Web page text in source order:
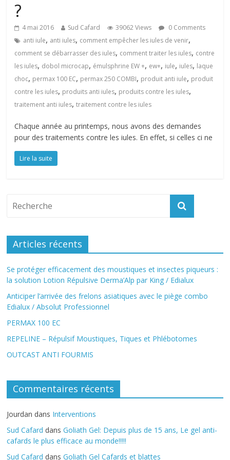
?
4 mai 2016 Sud Cafard 39062 Views
0 Comments
anti iule, anti iules, comment empêcher les iules de venir,
comment se débarrasser des iules, comment traiter les iules, contre
les iules, dobol microcap, émulsphrine EW +, ew+, iule, iules, laque
choc, permax 100 EC, permax 250 COMBI, produit anti iule, produit
contre les iules, produits anti iules, produits contre les iules,
traitement anti iules,traitement contre les iules
Chaque année au printemps, nous avons des demandes
pour des traitements contre les iules. En effet, si celles ci ne
Lire la suite
Articles récents
Se protéger efficacement des moustiques et insectes piqueurs :
la solution Lotion Répulsive Derma’Alp par King / Edialux
Anticiper l’arrivée des frelons asiatiques avec le piège combo
Edialux / Absolut Professionnel
PERMAX 100 EC
REPELINE – Répulsif Moustiques, Tiques et Phlébotomes
OUTCAST ANTI FOURMIS
Commentaires récents
Jourdan dans Interventions
Sud Cafard dansGoliath Gel: Depuis plus de 15 ans, Le gel anti-
cafards le plus efficace au monde!!!!!
Sud Cafard dansGoliath Gel Cafards et blattes